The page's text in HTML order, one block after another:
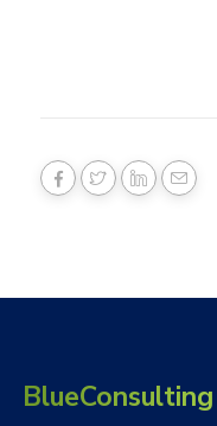
BlueConsulting